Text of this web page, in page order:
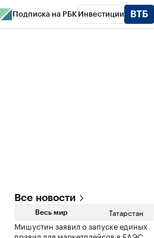
Подписка на РБК Инвестиции
Все новости
Весь мир Татарстан
Мишустин заявил о запуске единых
правил для маркетплейсов в ЕАЭС